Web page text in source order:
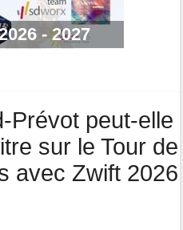
moelle épinière suite à un
abandons
- 2027
Prévot peut-elle
sur le Tour de
avec Zwift 2026